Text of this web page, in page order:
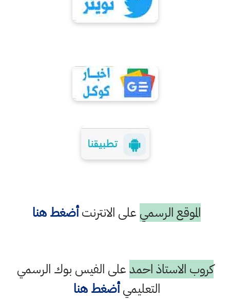
الموقع الرسمي على الانترنتأضغط هنا
كروب الاستاذ احمدعلى الفيس بوك الرسمي
التعليميأضغط هنا